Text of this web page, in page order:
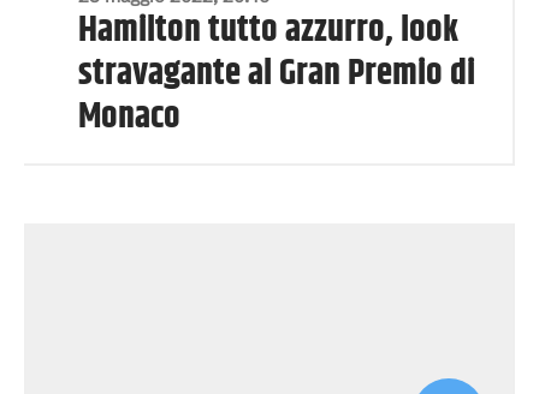
Hamilton tutto azzurro, look
stravagante al Gran Premio di
Monaco